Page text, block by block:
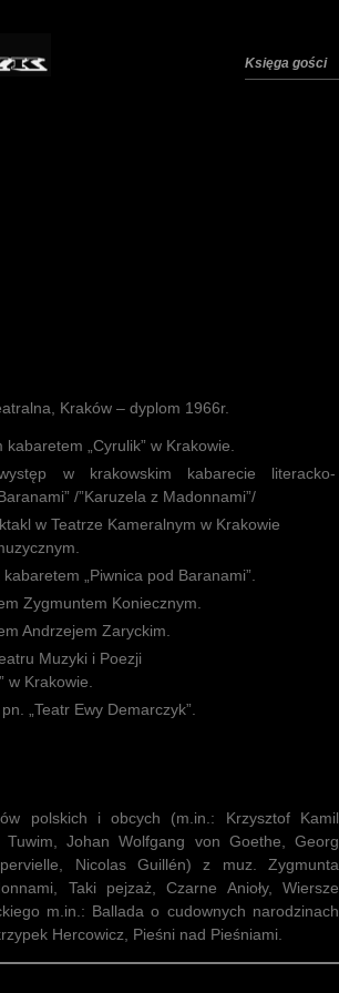
Księga gości
Kraków – dyplom 1966r.
„Cyrulik” w Krakowie.
w krakowskim kabarecie literacko-
/”Karuzela z Madonnami”/
w Teatrze Kameralnym w Krakowie
„Piwnica pod Baranami”.
Zygmuntem Koniecznym.
Andrzejem Zaryckim.
Muzyki i Poezji
w Krakowie.
„Teatr Ewy Demarczyk”.
polskich i obcych (m.in.: Krzysztof Kamil
Tuwim, Johan Wolfgang von Goethe, Georg
Nicolas Guillén) z muz. Zygmunta
Taki pejzaż, Czarne Anioły, Wiersze
m.in.: Ballada o cudownych narodzinach
Hercowicz, Pieśni nad Pieśniami.